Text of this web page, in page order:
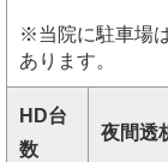
※当院に駐車場
あります。
HD台
数
夜間透